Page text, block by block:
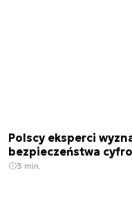
Polscy eksperci
bezpieczeństwa
3 min.